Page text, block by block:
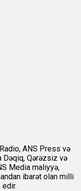
ANS Press və
Dəqiq, Qərəzsiz və
Media maliyyə,
ibarət olan milli